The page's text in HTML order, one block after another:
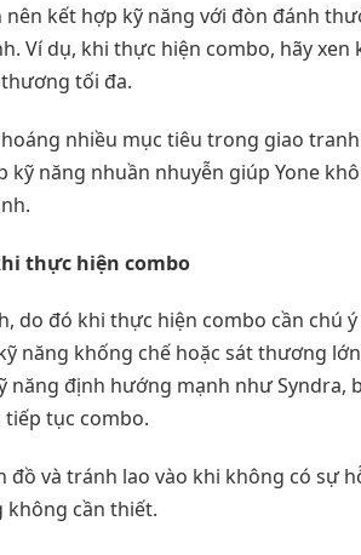
kết hợp kỹ năng với đòn đánh
Ví dụ, khi thực hiện combo, hãy
tối đa.
nhiều mục tiêu trong giao
kỹ năng nhuần nhuyễn giúp Yone
thực hiện combo
do đó khi thực hiện combo cần chú
năng khống chế hoặc sát thương
năng định hướng mạnh như Syndra,
tục combo.
đồ và tránh lao vào khi không có sự
không cần thiết.